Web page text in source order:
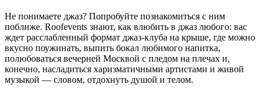
Не понимаете джаз? Попробуйте познакомиться с ним
поближе. Roofevents знают, как влюбить в джаз любого: вас
ждет расслабленный формат джаз-клуба на крыше, где можно
вкусно поужинать, выпить бокал любимого напитка,
полюбоваться вечерней Москвой с пледом на плечах и,
конечно, насладиться харизматичными артистами и живой
музыкой — словом, отдохнуть душой и телом.